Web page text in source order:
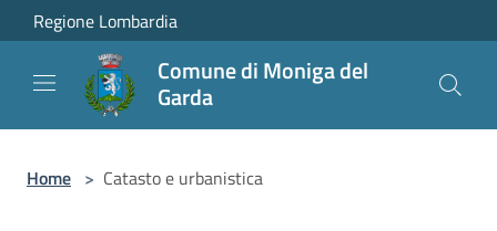
Salta al contenuto principale
Regione Lombardia
Comune di Moniga del
Garda
Home > Catasto e urbanistica